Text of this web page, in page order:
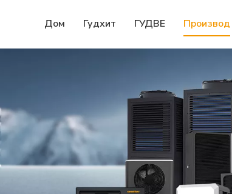
Дом Гудхит ГУДВЕ Производ